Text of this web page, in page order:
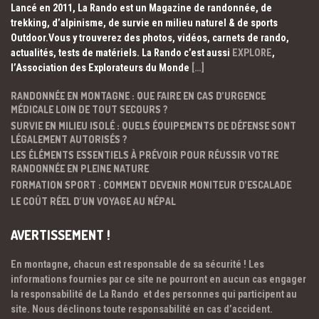
Lancé en 2011, La Rando est un Magazine de randonnée, de
trekking, d’alpinisme, de survie en milieu naturel & de sports
Outdoor.Vous y trouverez des photos, vidéos, carnets de rando,
actualités, tests de matériels. La Rando c’est aussi EXPLORE,
l’Association des Explorateurs du Monde […]
RANDONNÉE EN MONTAGNE : QUE FAIRE EN CAS D’URGENCE
MÉDICALE LOIN DE TOUT SECOURS ?
SURVIE EN MILIEU ISOLÉ : QUELS ÉQUIPEMENTS DE DÉFENSE SONT
LÉGALEMENT AUTORISÉS ?
LES ÉLÉMENTS ESSENTIELS À PRÉVOIR POUR RÉUSSIR VOTRE
RANDONNÉE EN PLEINE NATURE
FORMATION SPORT : COMMENT DEVENIR MONITEUR D’ESCALADE
LE COÛT RÉEL D’UN VOYAGE AU NÉPAL
AVERTISSEMENT !
En montagne, chacun est responsable de sa sécurité ! Les
informations fournies par ce site ne pourront en aucun cas engager
la responsabilité de La Rando et des personnes qui participent au
site. Nous déclinons toute responsabilité en cas d’accident.